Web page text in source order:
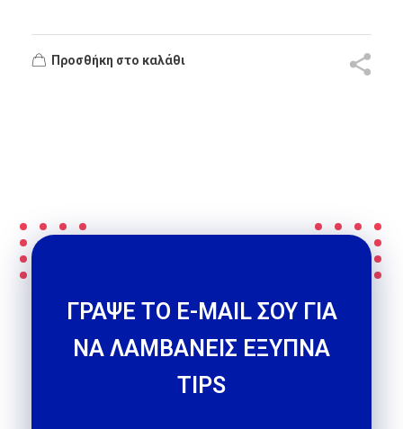
Προσθήκη στο καλάθι
ΓΡΑΨΕ ΤΟ E-MAIL ΣΟΥ ΓΙΑ
ΝΑ ΛΑΜΒΑΝΕΙΣ ΕΞΥΠΝΑ
TIPS